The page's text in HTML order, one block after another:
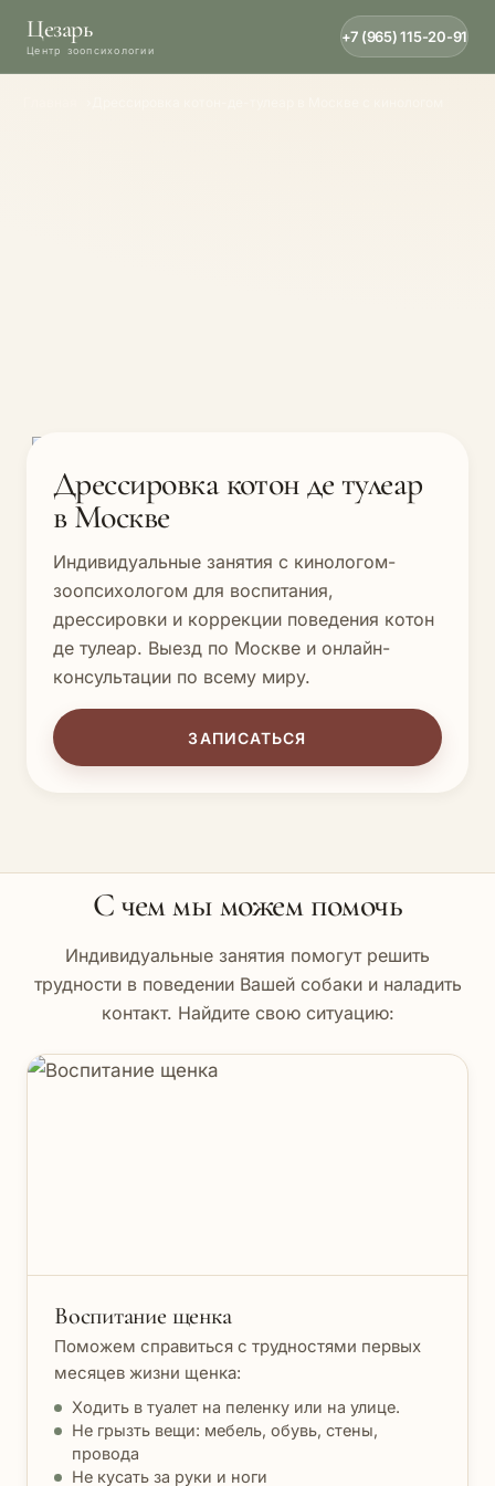
Цезарь +7 (965) 115-20-91
Дрессировка котон де тулеар
в Москве
Индивидуальные занятия с кинологом-
зоопсихологом для воспитания,
дрессировки и коррекции поведения котон
де тулеар. Выезд по Москве и онлайн-
консультации по всему миру.
ЗАПИСАТЬСЯ
С чем мы можем помочь
Индивидуальные занятия помогут решить
трудности в поведении Вашей собаки и наладить
контакт. Найдите свою ситуацию:
Воспитание щенка
Поможем справиться с трудностями первых
месяцев жизни щенка:
Ходить в туалет на пеленку или на улице.
Не грызть вещи: мебель, обувь, стены,
провода
Не кусать за руки и ноги